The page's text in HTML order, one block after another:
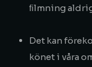
ﬁlmning
Det kan
könet i våra